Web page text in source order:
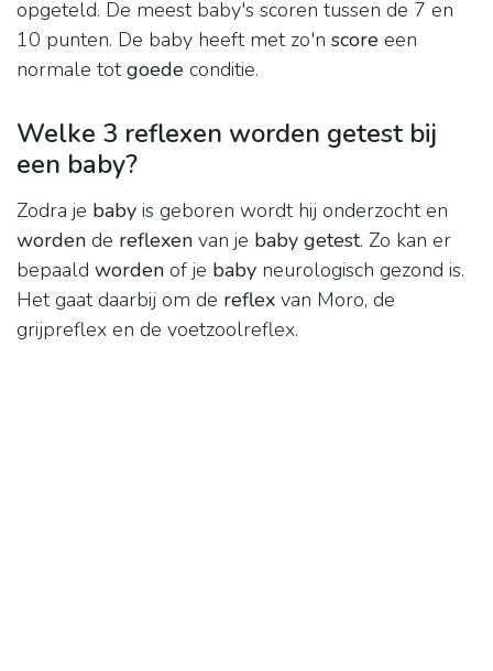
opgeteld. De meest baby's scoren tussen de 7 en
10 punten. De baby heeft met zo'n score een
normale totgoede conditie.
Welke 3 reflexen worden getest bij
een baby?
Zodra je baby is geboren wordt hij onderzocht en
worden de reflexen van je baby getest. Zo kan er
bepaald worden of je baby neurologisch gezond is.
Het gaat daarbij om de reflex van Moro, de
grijpreflex en de voetzoolreflex.